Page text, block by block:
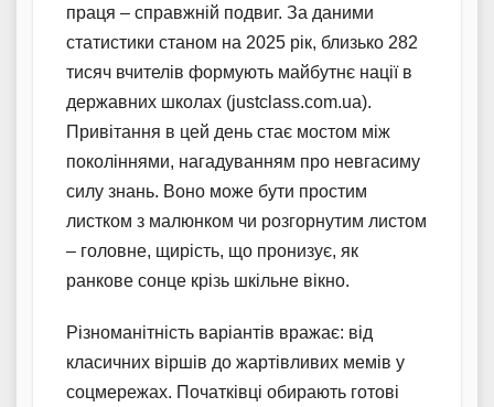
праця – справжній подвиг. За даними
статистики станом на 2025 рік, близько 282
тисяч вчителів формують майбутнє нації в
державних школах (justclass.com.ua).
Привітання в цей день стає мостом між
поколіннями, нагадуванням про невгасиму
силу знань. Воно може бути простим
листком з малюнком чи розгорнутим листом
– головне, щирість, що пронизує, як
ранкове сонце крізь шкільне вікно.
Різноманітність варіантів вражає: від
класичних віршів до жартівливих мемів у
соцмережах. Початківці обирають готові